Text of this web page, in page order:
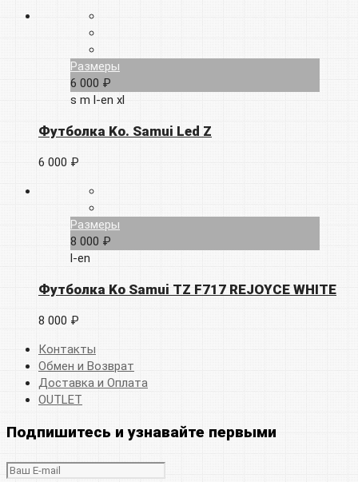
Размеры
6 000 ₽
s m l-en xl
Футболка Ko. Samui Led Z
6 000 ₽
Размеры
8 000 ₽
l-en
Футболка Ko Samui TZ F717 REJOYCE WHITE
8 000 ₽
Контакты
Обмен и Возврат
Доставка и Оплата
OUTLET
Подпишитесь и узнавайте первыми